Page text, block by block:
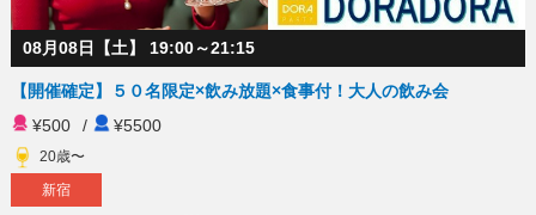
08月08日【土】 19:00～21:15
【開催確定】５０名限定×飲み放題×食事付！大人の飲み会
¥500
/ ¥5500
20歳〜
新宿